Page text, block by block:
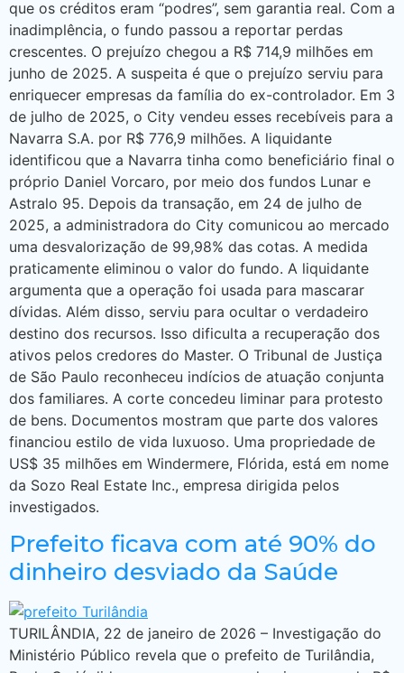
que os créditos eram “podres”, sem garantia real. Com a
inadimplência, o fundo passou a reportar perdas
crescentes. O prejuízo chegou a R$ 714,9 milhões em
junho de 2025. A suspeita é que o prejuízo serviu para
enriquecer empresas da família do ex-controlador. Em 3
de julho de 2025, o City vendeu esses recebíveis para a
Navarra S.A. por R$ 776,9 milhões. A liquidante
identificou que a Navarra tinha como beneficiário final o
próprio Daniel Vorcaro, por meio dos fundos Lunar e
Astralo 95. Depois da transação, em 24 de julho de
2025, a administradora do City comunicou ao mercado
uma desvalorização de 99,98% das cotas. A medida
praticamente eliminou o valor do fundo. A liquidante
argumenta que a operação foi usada para mascarar
dívidas. Além disso, serviu para ocultar o verdadeiro
destino dos recursos. Isso dificulta a recuperação dos
ativos pelos credores do Master. O Tribunal de Justiça
de São Paulo reconheceu indícios de atuação conjunta
dos familiares. A corte concedeu liminar para protesto
de bens. Documentos mostram que parte dos valores
financiou estilo de vida luxuoso. Uma propriedade de
US$ 35 milhões em Windermere, Flórida, está em nome
da Sozo Real Estate Inc., empresa dirigida pelos
investigados.
Prefeito ficava com até 90% do
dinheiro desviado da Saúde
TURILÂNDIA, 22 de janeiro de 2026 – Investigação do
Ministério Público revela que o prefeito de Turilândia,